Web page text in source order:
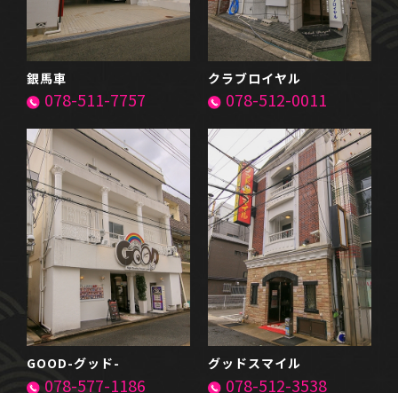
銀馬車
078-511-7757
クラブロイヤル
078-512-0011
GOOD-グッド-
078-577-1186
グッドスマイル
078-512-3538